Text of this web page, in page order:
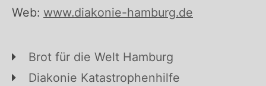
Web: www.diakonie-hamburg.de
Brot für die Welt Hamburg
Diakonie Katastrophenhilfe